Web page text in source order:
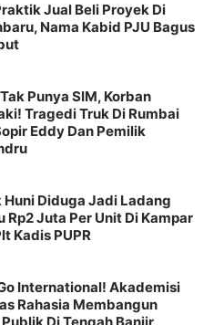
Jual Beli Proyek Di
Nama Kabid PJU Bagus
Punya SIM, Korban
Tragedi Truk Di Rumbai
Eddy Dan Pemilik
Huni Diduga Jadi Ladang
Rp2 Juta Per Unit Di Kampar
Kadis PUPR
International! Akademisi
Rahasia Membangun